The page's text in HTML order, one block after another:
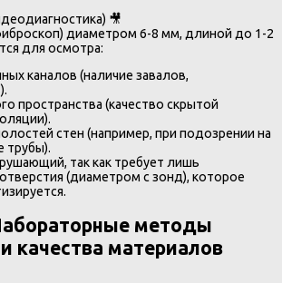
🎥
диаметром 6-8 мм, длиной до 1-2
для осмотра:
каналов (наличие завалов,
пространства (качество скрытой
стен (например, при подозрении на
трубы).
так как требует лишь
(диаметром с зонд), которое
методы
качества материалов